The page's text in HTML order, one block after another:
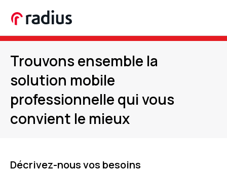
Trouvons ensemble la
solution mobile
professionnelle qui vous
convient le mieux
Décrivez-nous vos besoins